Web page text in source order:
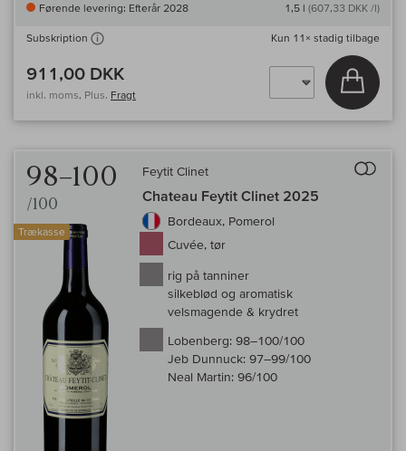
Førende levering: Efterår 2028 1,5 l (607,33 DKK /l)
Subskription Kun 11× stadig tilbage
911,00 DKK
inkl. moms, Plus. Fragt
Læg i
98–100
/100
Trækasse
Feytit Clinet
Chateau Feytit Clinet 2025
Bordeaux, Pomerol
Cuvée, tør
rig på tanniner
silkeblød og aromatisk
velsmagende & krydret
Lobenberg: 98–100/100
Jeb Dunnuck: 97–99/100
Neal Martin: 96/100